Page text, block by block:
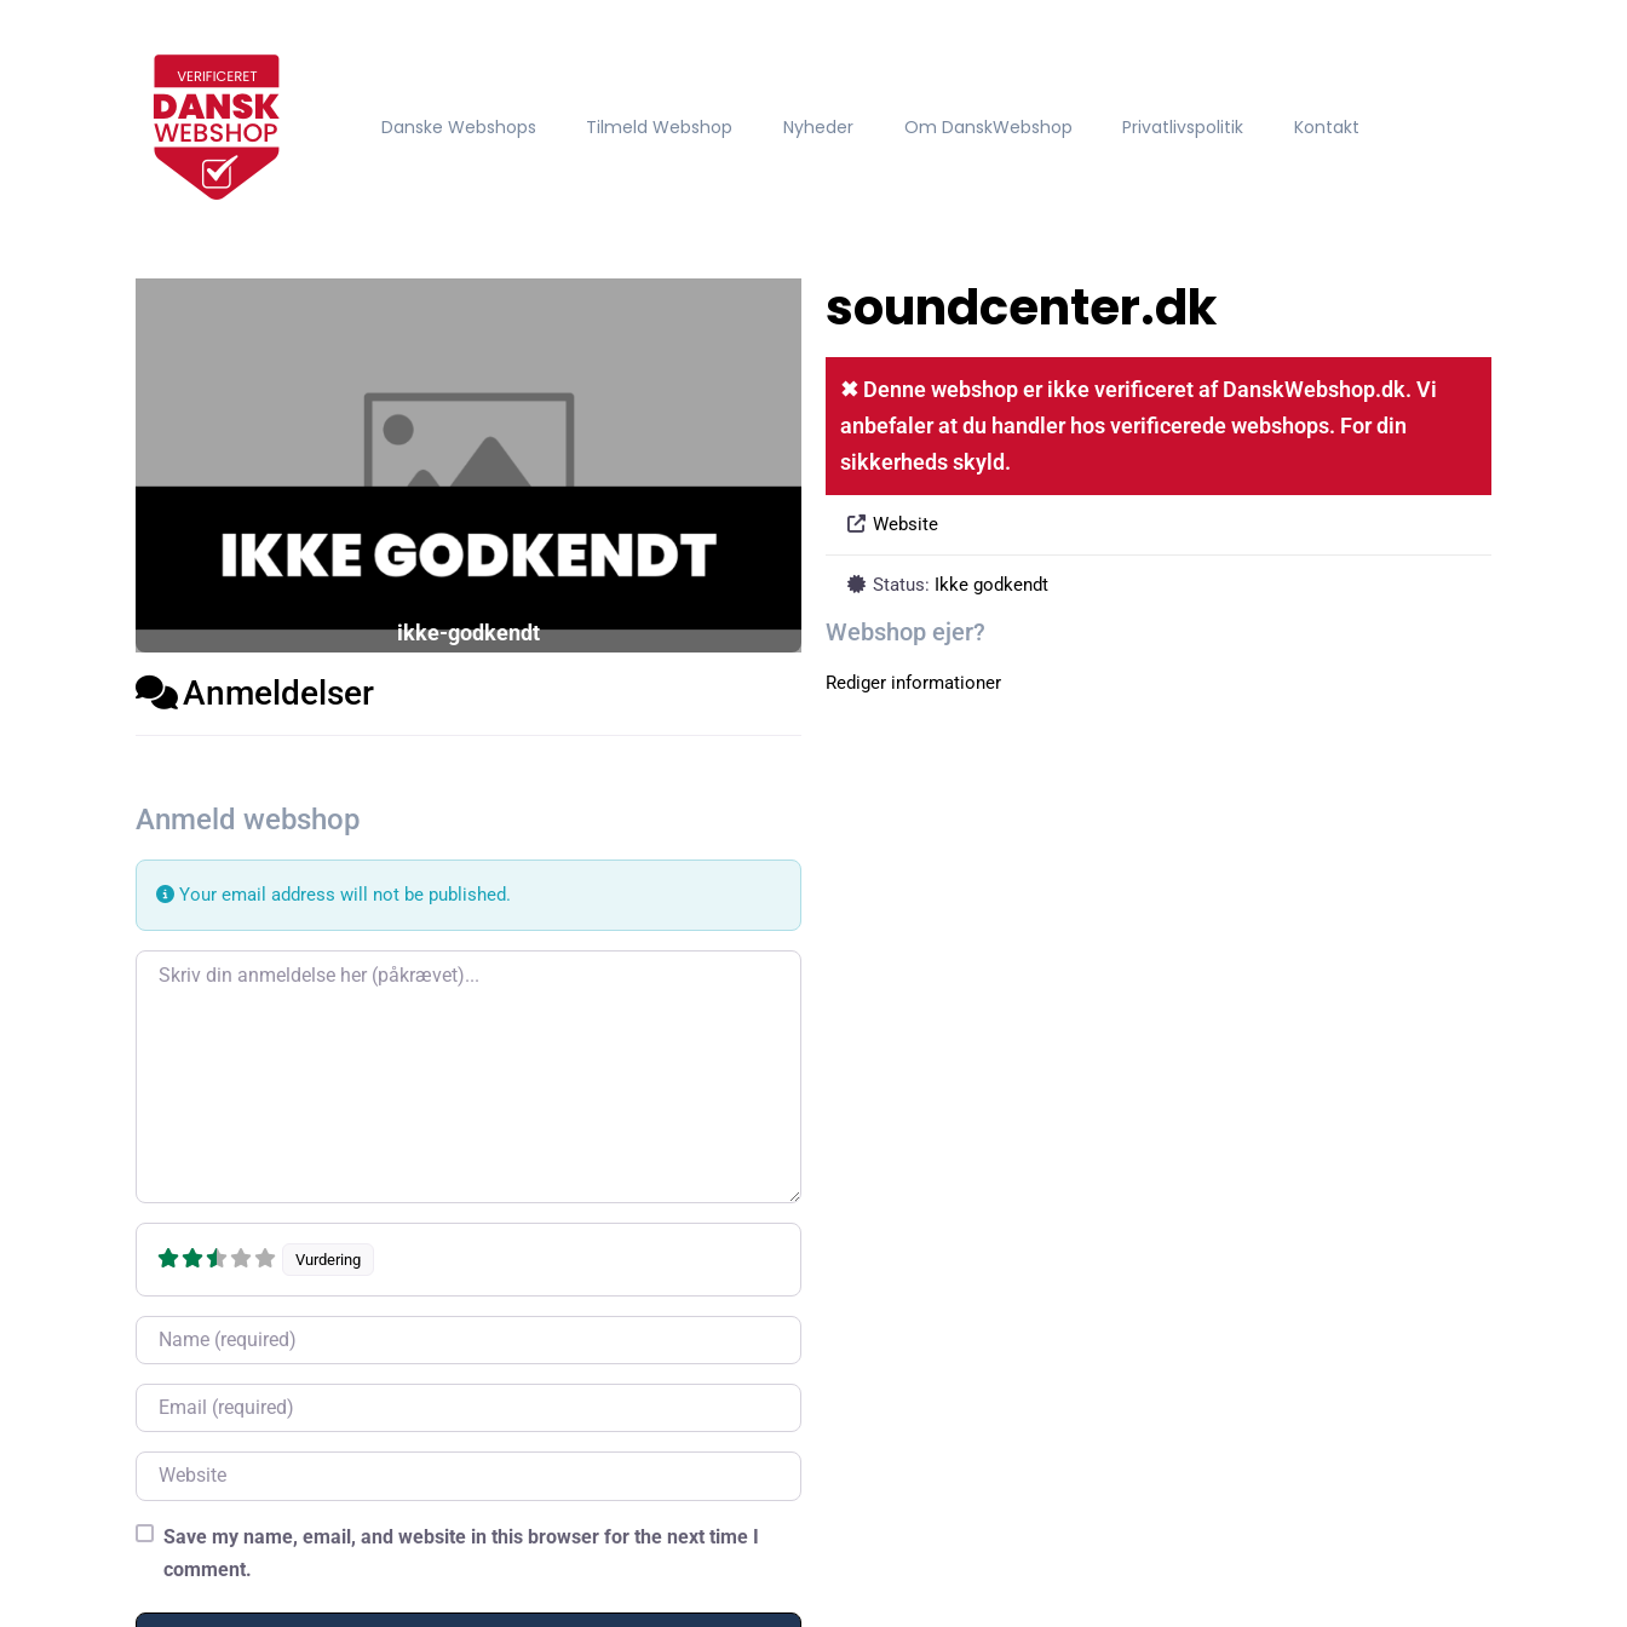
Danske Webshops Tilmeld Webshop Nyheder Om DanskWebshop Privatlivspolitik Kontakt
ikke-godkendt
Anmeldelser
Anmeld webshop
Your email address will not be published.
Review text
Vurdering
Name
Email
Website
Save my name, email, and website in this browser for the next time I
comment.
soundcenter.dk
✖ Denne webshop er ikke verificeret af DanskWebshop.dk. Vi
anbefaler at du handler hos verificerede webshops. For din
sikkerheds skyld.
Website
Status: Ikke godkendt
Webshop ejer?
Rediger informationer